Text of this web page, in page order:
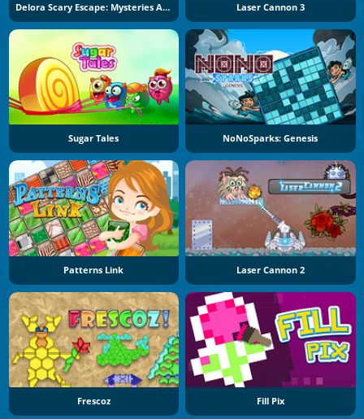
Delora Scary Escape: Mysteries Adventure Laser Cannon 3
Sugar Tales NoNoSparks: Genesis
Patterns Link Laser Cannon 2
Frescoz Fill Pix